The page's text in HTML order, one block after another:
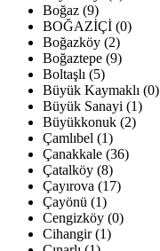
Boğaz (9)
BOĞAZİÇİ (0)
Boğazköy (2)
Boğaztepe (9)
Boltaşlı (5)
Büyük Kaymaklı (0)
Büyük Sanayi (1)
Büyükkonuk (2)
Çamlıbel (1)
Çanakkale (36)
Çatalköy (8)
Çayırova (17)
Çayönü (1)
Cengizköy (0)
Cihangir (1)